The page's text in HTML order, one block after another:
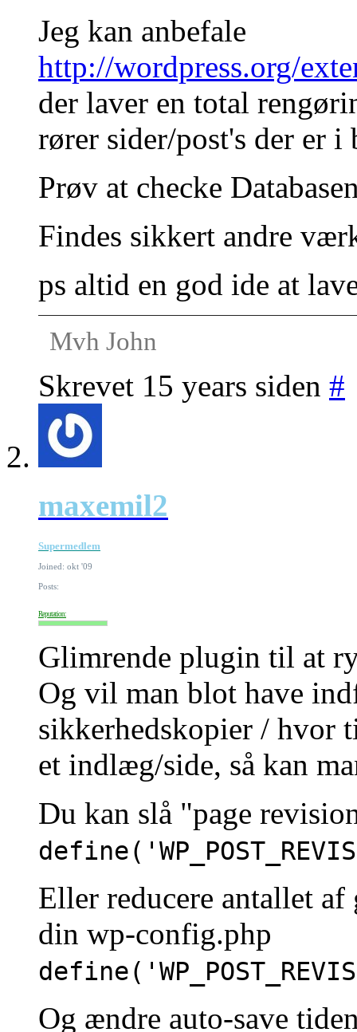
Jeg kan anbefale
http://wordpress.org/
der laver en total
rører sider/post's der er i
Prøv at checke
Findes sikkert andre
ps altid en god ide at
Mvh John
Skrevet 15 years siden #
maxemil2
Supermedlem
Joined: okt '09
Posts:
Reputation:
Glimrende plugin til at
Og vil man blot have
sikkerhedskopier / hvor
et indlæg/side, så kan
Du kan slå "page
Eller reducere antallet af
din wp-config.php
Og ændre auto-save